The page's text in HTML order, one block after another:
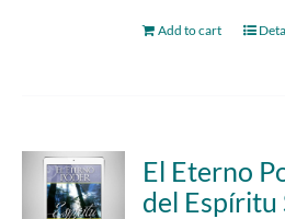
Add to cart
El Eterno
del Espíritu